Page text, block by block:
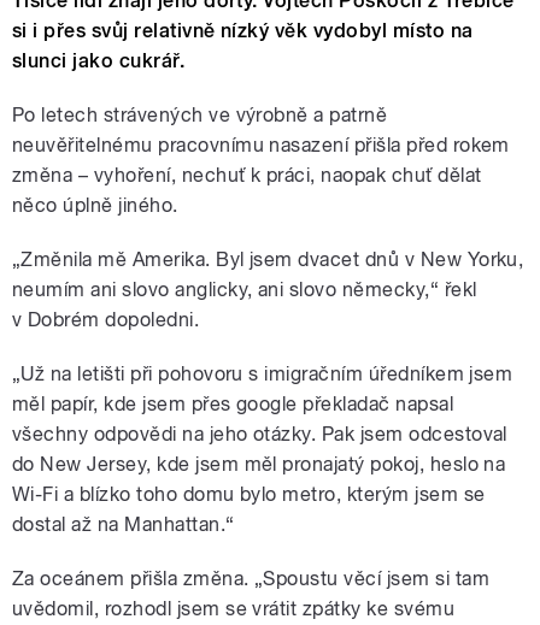
si i přes svůj relativně nízký věk vydobyl místo na
slunci jako cukrář.
Po letech strávených ve výrobně a patrně
neuvěřitelnému pracovnímu nasazení přišla před rokem
změna – vyhoření, nechuť k práci, naopak chuť dělat
něco úplně jiného.
„Změnila mě Amerika. Byl jsem dvacet dnů v New Yorku,
neumím ani slovo anglicky, ani slovo německy,“ řekl
v Dobrém dopoledni.
„Už na letišti při pohovoru s imigračním úředníkem jsem
měl papír, kde jsem přes google překladač napsal
všechny odpovědi na jeho otázky. Pak jsem odcestoval
do New Jersey, kde jsem měl pronajatý pokoj, heslo na
Wi-Fi a blízko toho domu bylo metro, kterým jsem se
dostal až na Manhattan.“
Za oceánem přišla změna. „Spoustu věcí jsem si tam
uvědomil, rozhodl jsem se vrátit zpátky ke svému